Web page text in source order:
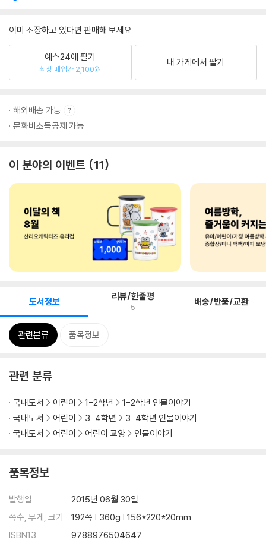
이미 소장하고 있다면 판매해 보세요.
예스24에 팔기
최상 매입가 2,100원
내 가게에서 팔기
해외배송 가능
문화비소득공제 가능
이 분야의 이벤트 11
도서정보 리뷰/한줄평
5 배송/반품/교환
관련분류 품목정보
관련 분류
국내도서 어린이 1-2학년
1-2학년 인물이야기
국내도서
어린이 3-4학년
3-4학년 인물이야기
국내도서
어린이 어린이 교양 인물이야기
품목정보
발행일
2015년 06월 30일
쪽수, 무게, 크기
192쪽 | 360g | 156*220*20mm
ISBN13
9788976504647